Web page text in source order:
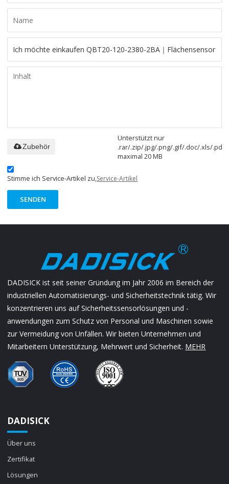
Unterstützt nur
.rar/.zip/.jpg/.png/.gif/.doc/.xls/.pdf,
maximal 20 MB
Zubehör
Stimme ich Service-Artikel zu,Service-Artikel
SENDEN
DADISICK ist seit seiner Gründung im Jahr 2006 im Bereich der
industriellen Automatisierungs- und Sicherheitstechnik tätig. Wir
konzentrieren uns auf Sicherheitssensorlösungen und -
anwendungen zum Schutz von Personal und Maschinen sowie
zur Vermeidung von Unfällen. Wir bieten Unternehmen und
Mitarbeitern Unterstützung, Mehrwert und Sicherheit. MEHR
DADISICK
Über uns
Zertifikat
Lösungen